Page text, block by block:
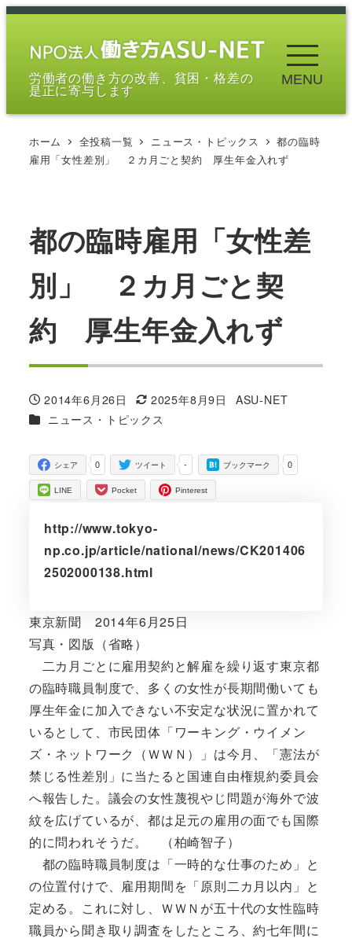
メ
労働者の働き方の改善、貧困・格差の
是正に寄与します
MENU
ホーム 全投稿一覧 ニュース・トピックス
都の臨時
雇用「女性差別」 ２カ月ごと契約 厚生年金入れず
都の臨時雇用「女性差
別」 ２カ月ごと契
約 厚生年金入れず
投稿日
2014年6月26日
更新日
2025年8月9日
著
ASU-NET
カテゴリー
ニュース・トピックス
0
シェア -
ツイート 0
ブックマーク
LINE Pocket Pinterest
http://www.tokyo-
np.co.jp/article/national/news/CK201406
2502000138.html
東京新聞 2014年6月25日
写真・図版（省略）
二カ月ごとに雇用契約と解雇を繰り返す東京都
の臨時職員制度で、多くの女性が長期間働いても
厚生年金に加入できない不安定な状況に置かれて
いるとして、市民団体「ワーキング・ウイメン
ズ・ネットワーク（ＷＷＮ）」は今月、「憲法が
禁じる性差別」に当たると国連自由権規約委員会
へ報告した。議会の女性蔑視やじ問題が海外で波
紋を広げているが、都は足元の雇用の面でも国際
的に問われそうだ。 （柏崎智子）
都の臨時職員制度は「一時的な仕事のため」と
の位置付けで、雇用期間を「原則二カ月以内」と
定める。これに対し、ＷＷＮが五十代の女性臨時
職員から聞き取り調査をしたところ、約七年間に